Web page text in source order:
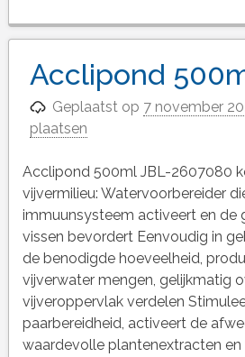
Acclipond
Geplaatst op 7 november
plaatsen
Acclipond 500ml JBL-2607080
vijvermilieu: Watervoorbereider
immuunsysteem activeert en de
vissen bevordert Eenvoudig in
de benodigde hoeveelheid,
vijverwater mengen, gelijkmatig
vijveroppervlak verdelen
paarbereidheid, activeert de
waardevolle plantenextracten